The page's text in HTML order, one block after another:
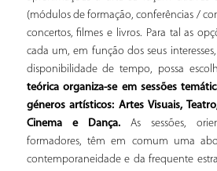
(módulos de formação, conferências /
concertos, filmes e livros. Para tal as
cada um, em função dos seus
disponibilidade de tempo, possa
teórica organiza-se em sessões
géneros artísticos: Artes Visuais,
Cinema e Dança.As sessões,
formadores, têm em comum uma
contemporaneidade e da frequente